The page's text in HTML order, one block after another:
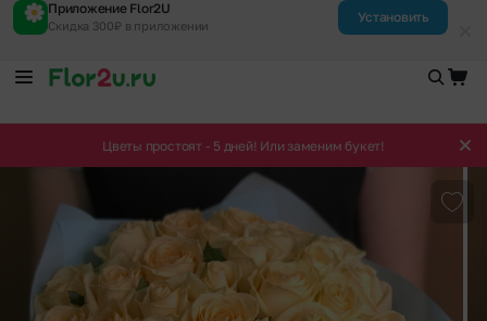
Приложение Flor2U
Скидка 300₽ в приложении
Установить
Цветы простоят - 5 дней! Или заменим букет!